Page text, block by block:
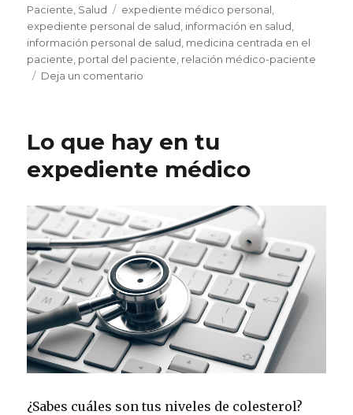
el
Paciente Salud Etiquetas
expediente médico personal
expediente personal de salud información en salud
información personal de salud medicina centrada en el
paciente portal del paciente relación médico-paciente
Deja un comentario
el
con
Lo que hay en tu
expediente médico
¿Sabes cuáles son tus niveles de colesterol?